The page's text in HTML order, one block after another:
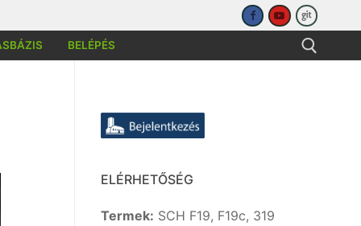
BELÉPÉS
ELÉRHETŐSÉG
Termek: SCH F19, F19c, 319